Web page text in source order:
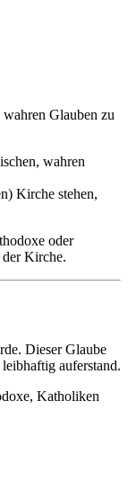
Glauben zu
wahren
Kirche stehen,
oder
Kirche.
Dieser Glaube
auferstand.
Katholiken